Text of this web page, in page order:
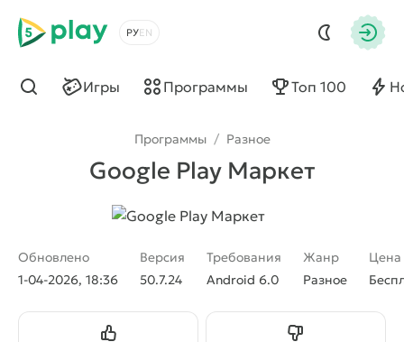
5play
Выбрать язык
Игры Программы Топ 100
Найти
Программы / Разное
Google Play Маркет
Обновлено
1-04-2026, 18:36
Версия
50.7.24
Требования
Android 6.0
Жанр
Разное
Цена